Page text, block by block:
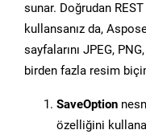
sunar. Doğrudan REST
kullansanız da,
sayfalarını JPEG,
birden fazla resim
SaveOption
özelliğini